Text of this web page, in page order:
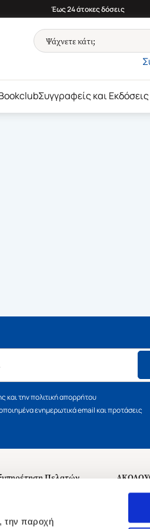
την παροχή
Έως 24 άτοκες δόσεις
Συγγραφείς και Εκδόσεις
και την πολιτική απορρήτου
ενημερωτικά email και προτάσεις
Πελατών